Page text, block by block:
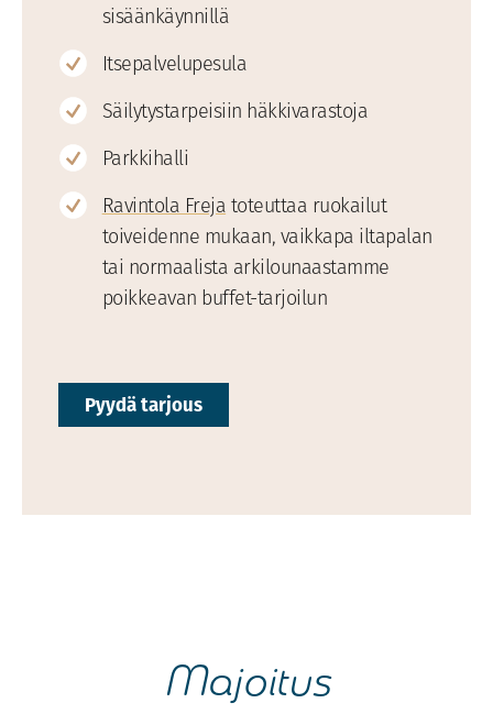
sisäänkäynnillä
Itsepalvelupesula
Säilytystarpeisiin häkkivarastoja
Parkkihalli
Ravintola Freja toteuttaa ruokailut
toiveidenne mukaan, vaikkapa iltapalan
tai normaalista arkilounaastamme
poikkeavan buffet-tarjoilun
Pyydä tarjous
Majoitus